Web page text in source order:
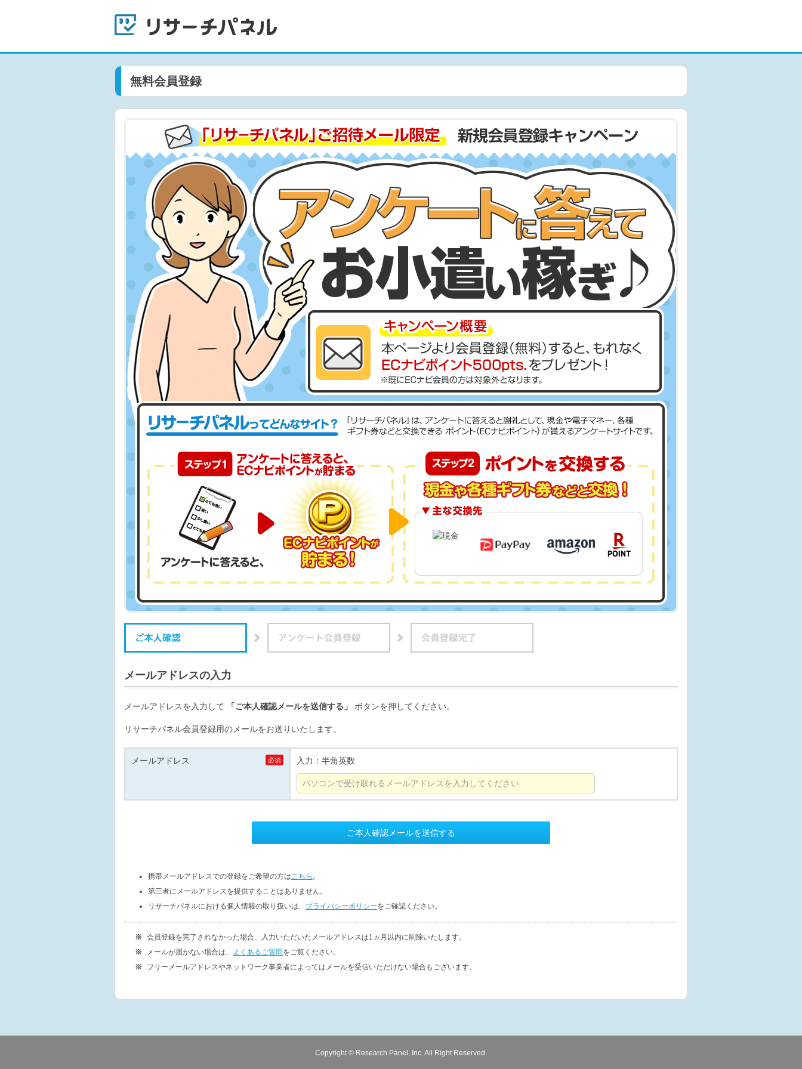
無料会員登録
メールアドレスの入力
メールアドレスを入力して 「ご本人確認メールを送信する」 ボタンを押してください。
リサーチパネル会員登録用のメールをお送りいたします。
メールアドレス 必須 入力：半角英数
携帯メールアドレスでの登録をご希望の方はこちら 。
第三者にメールアドレスを提供することはありません。
リサーチパネルにおける個人情報の取り扱いは、 プライバシーポリシーをご確認ください。
会員登録を完了されなかった場合、入力いただいたメールアドレスは1ヵ月以内に削除いたします。
メールが届かない場合は、 よくあるご質問をご覧ください。
フリーメールアドレスやネットワーク事業者によってはメールを受信いただけない場合もございます。
Copyright © Research Panel, Inc. All Right Reserved.